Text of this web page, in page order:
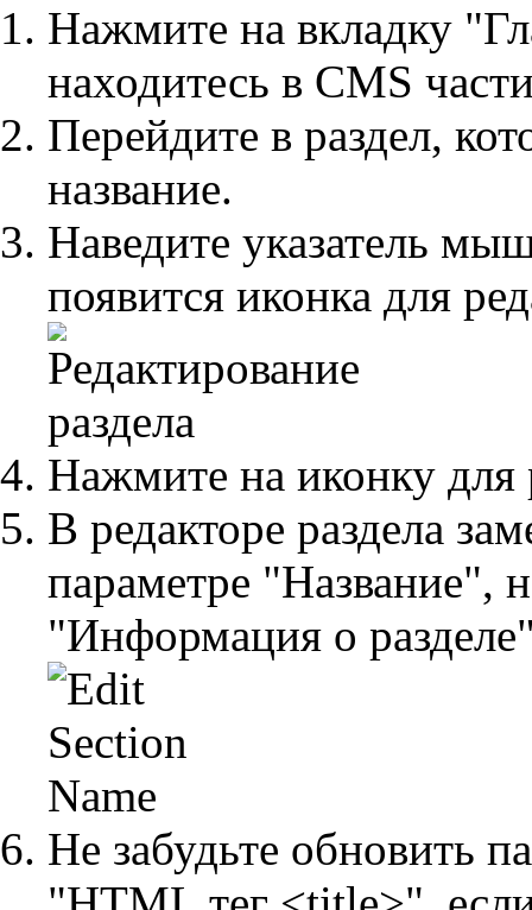
Нажмите на вкладку
находитесь в CMS
Перейдите в раздел,
название.
Наведите указатель
появится иконка для
Нажмите на иконку для
В редакторе раздела
параметре "Название",
"Информация о
Не забудьте обновить